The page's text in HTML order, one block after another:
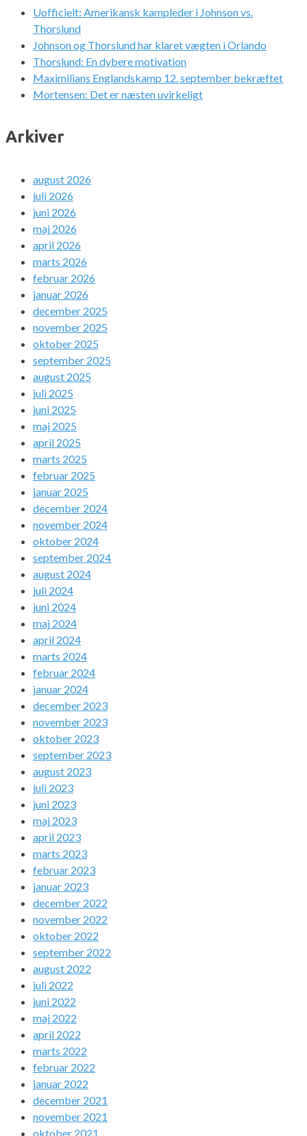
Uofficielt: Amerikansk kampleder i Johnson vs.
Thorslund
Johnson og Thorslund har klaret vægten i Orlando
Thorslund: En dybere motivation
Maximilians Englandskamp 12. september bekræftet
Mortensen: Det er næsten uvirkeligt
Arkiver
august 2026
juli 2026
juni 2026
maj 2026
april 2026
marts 2026
februar 2026
januar 2026
december 2025
november 2025
oktober 2025
september 2025
august 2025
juli 2025
juni 2025
maj 2025
april 2025
marts 2025
februar 2025
januar 2025
december 2024
november 2024
oktober 2024
september 2024
august 2024
juli 2024
juni 2024
maj 2024
april 2024
marts 2024
februar 2024
januar 2024
december 2023
november 2023
oktober 2023
september 2023
august 2023
juli 2023
juni 2023
maj 2023
april 2023
marts 2023
februar 2023
januar 2023
december 2022
november 2022
oktober 2022
september 2022
august 2022
juli 2022
juni 2022
maj 2022
april 2022
marts 2022
februar 2022
januar 2022
december 2021
november 2021
oktober 2021